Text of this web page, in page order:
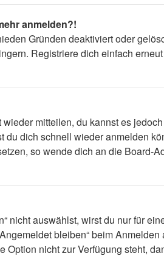
anmelden?!
Gründen deaktiviert oder
Registriere dich einfach
mitteilen, du kannst es
du dich schnell wieder anmelden
so wende dich an die Board-
nicht auswählst, wirst du nur für
bleiben“ beim
nicht zur Verfügung steht,